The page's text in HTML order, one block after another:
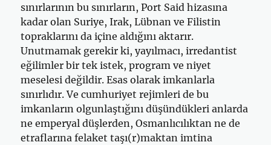
sınırlarının bu sınırların, Port Said hizasına
kadar olan Suriye, Irak, Lübnan ve Filistin
topraklarını da içine aldığını aktarır.
Unutmamak gerekir ki, yayılmacı, irredantist
eğilimler bir tek istek, program ve niyet
meselesi değildir. Esas olarak imkanlarla
sınırlıdır. Ve cumhuriyet rejimleri de bu
imkanların olgunlaştığını düşündükleri anlarda
ne emperyal düşlerden, Osmanlıcılıktan ne de
etraflarına felaket taşı(r)maktan imtina